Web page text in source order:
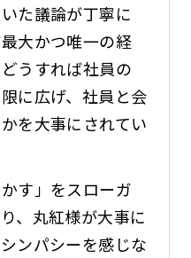
た議論が丁寧に
大かつ唯一の経
うすれば社員の
に広げ、社員と会
を大事にされてい
す」をスローガ
、丸紅様が大事に
ンパシーを感じな